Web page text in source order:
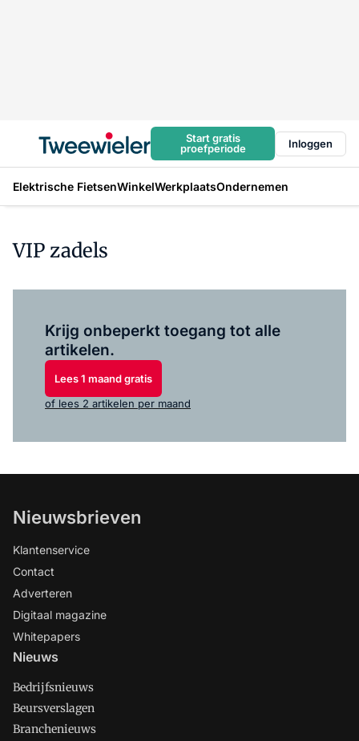
Start gratis
proefperiode
Inloggen
Elektrische FietsenWinkelWerkplaatsOndernemen
VIP zadels
Krijg onbeperkt toegang tot alle
artikelen.
Lees 1 maand gratis
of lees 2 artikelen per maand
Nieuwsbrieven
Klantenservice
Contact
Adverteren
Digitaal magazine
Whitepapers
Nieuws
Bedrijfsnieuws
Beursverslagen
Branchenieuws